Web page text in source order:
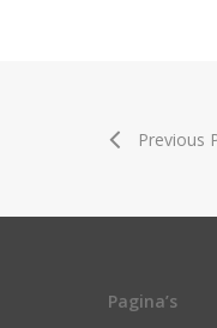
Previous
Pagina’s